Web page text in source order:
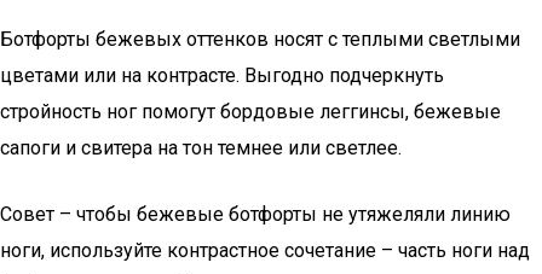
Ботфорты бежевых оттенков носят с теплыми светлыми
цветами или на контрасте. Выгодно подчеркнуть
стройность ног помогут бордовые леггинсы, бежевые
сапоги и свитера на тон темнее или светлее.
Совет – чтобы бежевые ботфорты не утяжеляли линию
ноги, используйте контрастное сочетание – часть ноги над